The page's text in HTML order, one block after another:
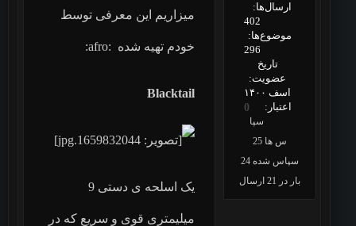
ارسال‌ها:
402
موضوع‌ها:
296
تاریخ
عضویت:
اسف ۱۴۰۰
اعتبار:
0
سپا
س ها 25
سپاس شده 24
بار در 21 ارسال
میزاریم این معرفی توسط
خودم تهیه شده :afro:
Blacktail
یک اسلحه ی دستی 9
میلیمتری قوی و سریع که در